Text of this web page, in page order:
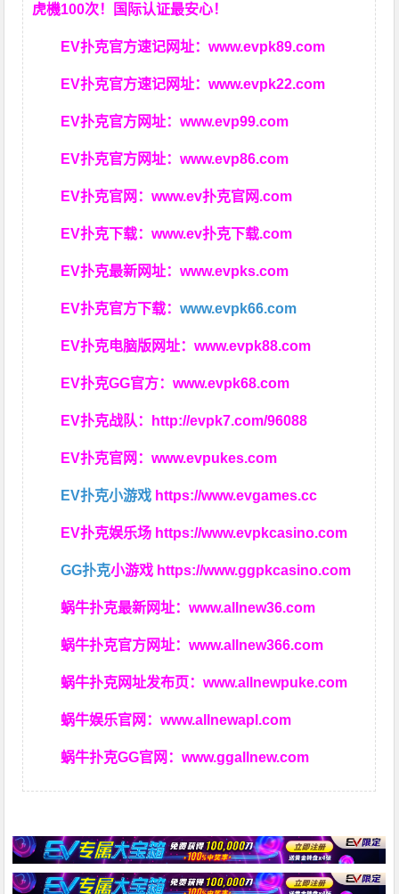
虎機100次！国际认证最安心！
EV扑克官方速记网址：www.evpk89.com
EV扑克官方速记网址：www.evpk22.com
EV扑克官方网址：www.evp99.com
EV扑克官方网址：www.evp86.com
EV扑克官网：www.ev扑克官网.com
EV扑克下载：www.ev扑克下载.com
EV扑克最新网址：www.evpks.com
EV扑克官方下载：www.evpk66.com
EV扑克电脑版网址：www.evpk88.com
EV扑克GG官方：www.evpk68.com
EV扑克战队： http://evpk7.com/96088
EV扑克官网：www.evpukes.com
EV扑克小游戏 https://www.evgames.cc
EV扑克娱乐场 https://www.evpkcasino.com
GG扑克小游戏 https://www.ggpkcasino.com
蜗牛扑克最新网址：www.allnew36.com
蜗牛扑克官方网址：www.allnew366.com
蜗牛扑克网址发布页：www.allnewpuke.com
蜗牛娱乐官网：www.allnewapl.com
蜗牛扑克GG官网：www.ggallnew.com